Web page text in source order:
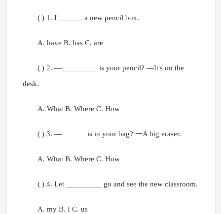
( ) 1. I ______ a new pencil box.
A. have B. has C. are
( ) 2. —_________ is your pencil? —It's on the
desk.
A. What B. Where C. How
( ) 3. —______ is in your bag? 一A big eraser.
A. What B. Where C. How
( ) 4. Let _________ go and see the new classroom.
A. my B. I C. us